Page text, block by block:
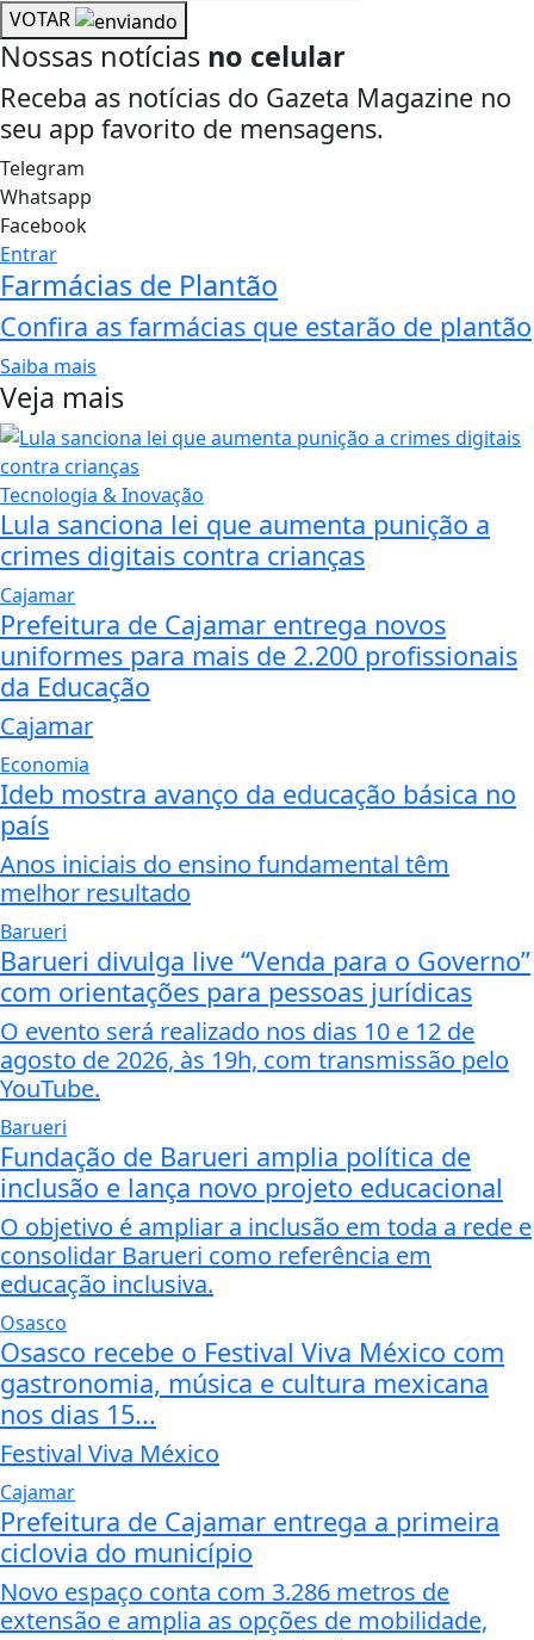
VOTAR
Nossas notícias no celular
Receba as notícias do Gazeta Magazine no
seu app favorito de mensagens.
Telegram
Whatsapp
Facebook
Entrar
Farmácias de Plantão
Confira as farmácias que estarão de plantão
Saiba mais
Veja mais
Tecnologia & Inovação
Lula sanciona lei que aumenta punição a
crimes digitais contra crianças
Cajamar
Prefeitura de Cajamar entrega novos
uniformes para mais de 2.200 profissionais
da Educação
Cajamar
Economia
Ideb mostra avanço da educação básica no
país
Anos iniciais do ensino fundamental têm
melhor resultado
Barueri
Barueri divulga live “Venda para o Governo”
com orientações para pessoas jurídicas
O evento será realizado nos dias 10 e 12 de
agosto de 2026, às 19h, com transmissão pelo
YouTube.
Barueri
Fundação de Barueri amplia política de
inclusão e lança novo projeto educacional
O objetivo é ampliar a inclusão em toda a rede e
consolidar Barueri como referência em
educação inclusiva.
Osasco
Osasco recebe o Festival Viva México com
gastronomia, música e cultura mexicana
nos dias 15...
Festival Viva México
Cajamar
Prefeitura de Cajamar entrega a primeira
ciclovia do município
Novo espaço conta com 3.286 metros de
extensão e amplia as opções de mobilidade,